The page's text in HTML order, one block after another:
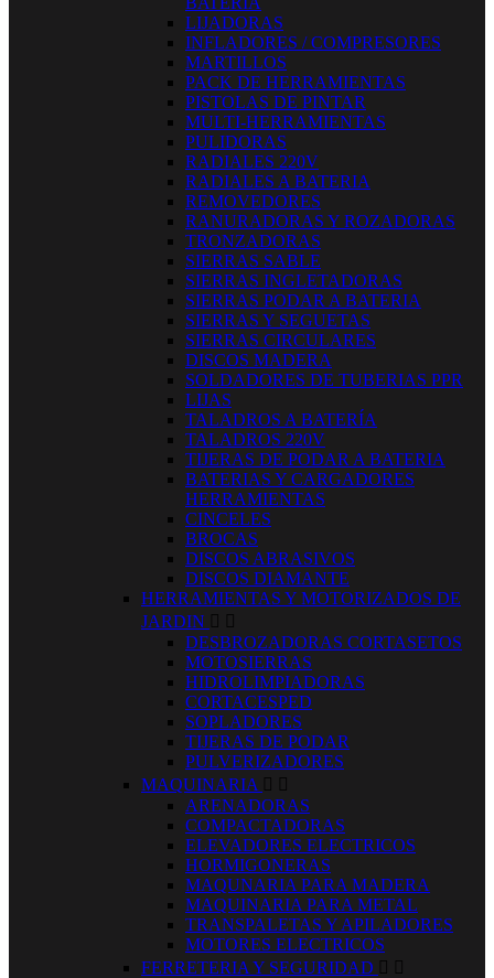
LIJADORAS
INFLADORES / COMPRESORES
MARTILLOS
PACK DE HERRAMIENTAS
PISTOLAS DE PINTAR
MULTI-HERRAMIENTAS
PULIDORAS
RADIALES 220V
RADIALES A BATERIA
REMOVEDORES
RANURADORAS Y ROZADORAS
TRONZADORAS
SIERRAS SABLE
SIERRAS INGLETADORAS
SIERRAS PODAR A BATERIA
SIERRAS Y SEGUETAS
SIERRAS CIRCULARES
DISCOS MADERA
SOLDADORES DE TUBERIAS PPR
LIJAS
TALADROS A BATERÍA
TALADROS 220V
TIJERAS DE PODAR A BATERIA
BATERIAS Y CARGADORES
HERRAMIENTAS
CINCELES
BROCAS
DISCOS ABRASIVOS
DISCOS DIAMANTE
HERRAMIENTAS Y MOTORIZADOS DE
JARDIN  
DESBROZADORAS CORTASETOS
MOTOSIERRAS
HIDROLIMPIADORAS
CORTACESPED
SOPLADORES
TIJERAS DE PODAR
PULVERIZADORES
MAQUINARIA  
ARENADORAS
COMPACTADORAS
ELEVADORES ELECTRICOS
HORMIGONERAS
MAQUNARIA PARA MADERA
MAQUINARIA PARA METAL
TRANSPALETAS Y APILADORES
MOTORES ELECTRICOS
FERRETERIA Y SEGURIDAD  